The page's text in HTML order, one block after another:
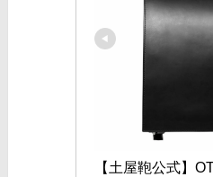
【土屋鞄公式】